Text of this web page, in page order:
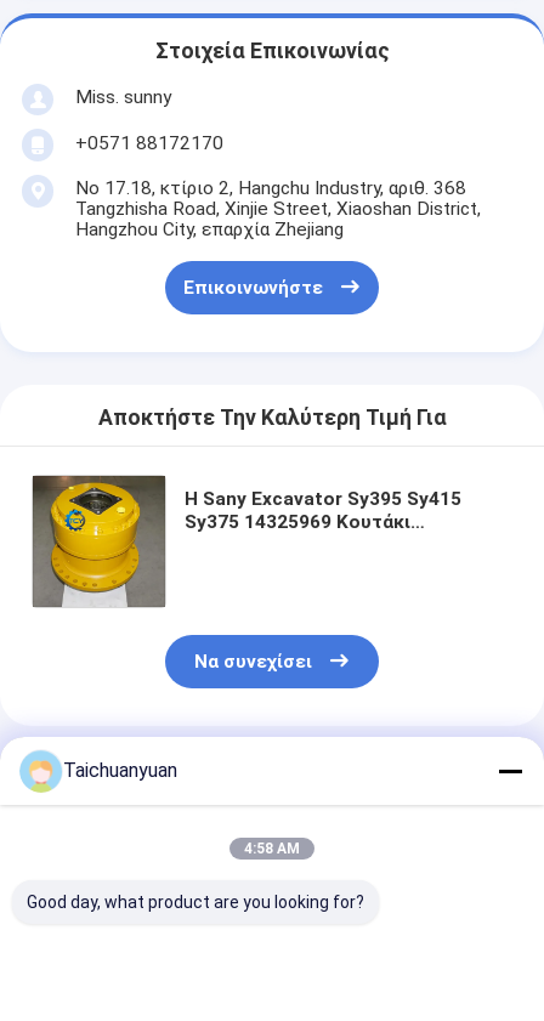
Στοιχεία Επικοινωνίας
Miss. sunny
+0571 88172170
Νο 17.18, κτίριο 2, Hangchu Industry, αριθ. 368
Tangzhisha Road, Xinjie Street, Xiaoshan District,
Hangzhou City, επαρχία Zhejiang
Επικοινωνήστε
Αποκτήστε Την Καλύτερη Τιμή Για
Η Sany Excavator Sy395 Sy415
Sy375 14325969 Κουτάκι
Να συνεχίσει
Συνιστώμενα Προϊόντα
Taichuanyuan
4:58 AM
Good day, what product are you looking for?